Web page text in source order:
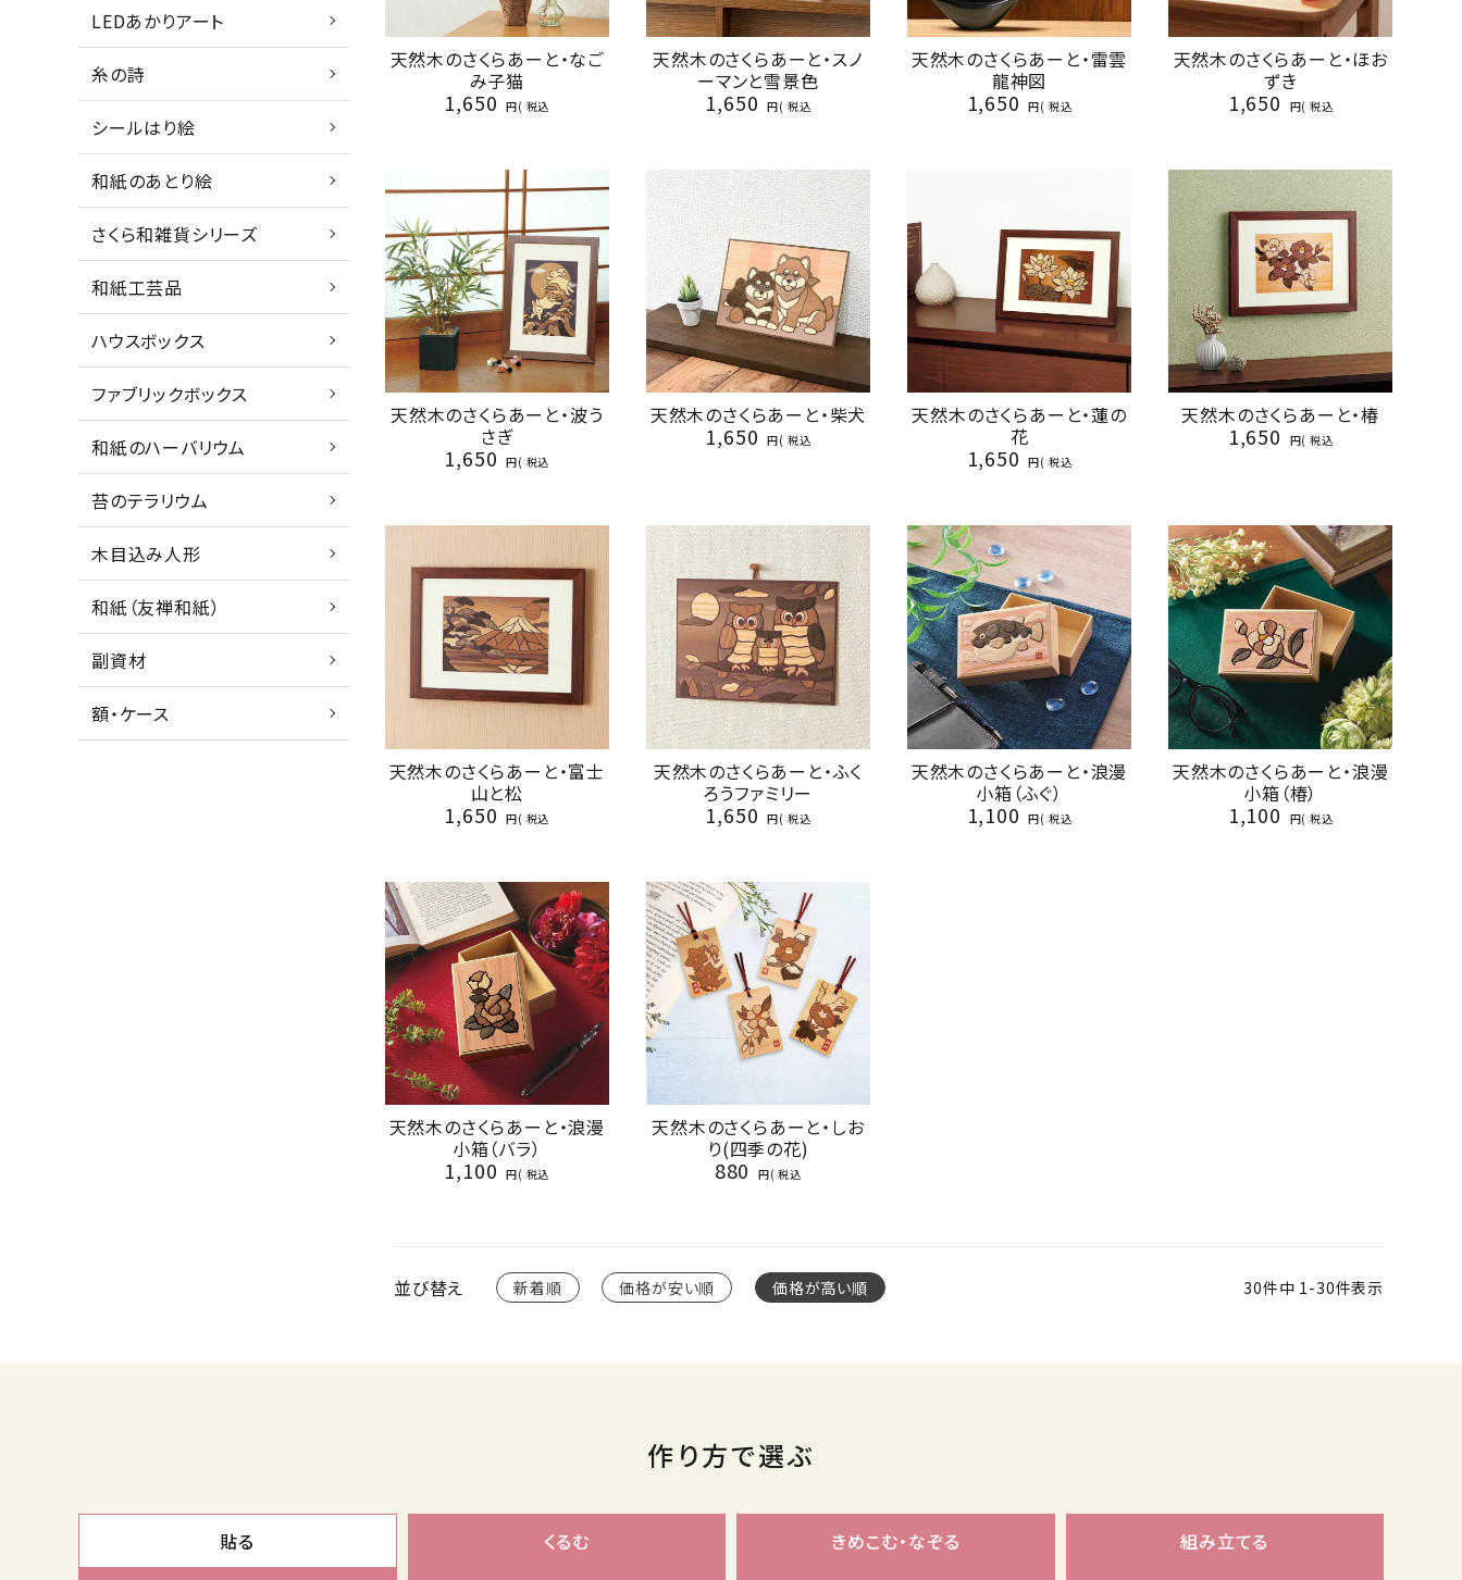
LEDあかりアート
糸の詩
シールはり絵
和紙のあとり絵
さくら和雑貨シリーズ
和紙工芸品
ハウスボックス
ファブリックボックス
和紙のハーバリウム
苔のテラリウム
木目込み人形
和紙（友禅和紙）
副資材
額・ケース
天然木のさくらあーと・なご
み子猫
1,650 税込
天然木のさくらあーと・スノ
ーマンと雪景色
1,650 税込
天然木のさくらあーと・雷雲
龍神図
1,650 税込
天然木のさくらあーと・ほお
ずき
1,650 税込
天然木のさくらあーと・波う
さぎ
1,650 税込
天然木のさくらあーと・柴犬
1,650 税込
天然木のさくらあーと・蓮の
花
1,650 税込
天然木のさくらあーと・椿
1,650 税込
天然木のさくらあーと・富士
山と松
1,650 税込
天然木のさくらあーと・ふく
ろうファミリー
1,650 税込
天然木のさくらあーと・浪漫
小箱（ふぐ）
1,100 税込
天然木のさくらあーと・浪漫
小箱（椿）
1,100 税込
天然木のさくらあーと・浪漫
小箱（バラ）
1,100 税込
天然木のさくらあーと・しお
り(四季の花)
880 税込
並び替え 新着順 価格が安い順 価格が高い順 30件中 1-30件表示
作り方で選ぶ
貼る くるむ きめこむ・なぞる 組み立てる